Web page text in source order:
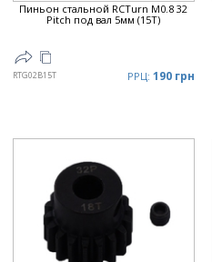
Пиньон стальной RCTurn M0.8 32
Pitch под вал 5мм (15T)
RTG02B15T РРЦ: 190 грн